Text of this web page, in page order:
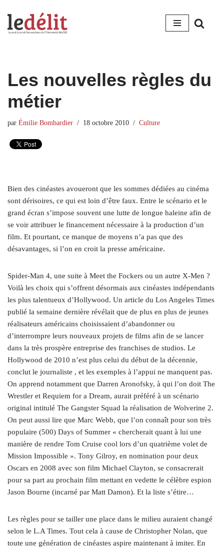
Aller
Les nouvelles règles du
métier
par Émilie Bombardier 18 octobre 2010 Culture
Bien des cinéastes avoueront que les sommes dédiées au cinéma
sont dérisoires, ce qui est loin d’être faux. Entre le scénario et le
grand écran s’impose souvent une lutte de longue haleine afin de
se voir attribuer le financement nécessaire à la production d’un
film. Et pourtant, ce manque de moyens n’a pas que des
désavantages, si l’on en croit la presse américaine.
Spider-Man 4, une suite à Meet the Fockers ou un autre X‑Men ?
Voilà les choix qui s’offrent désormais aux cinéastes indépendants
les plus talentueux d’Hollywood. Un article du Los Angeles Times
publié la semaine dernière révélait que de plus en plus de jeunes
réalisateurs américains choisissaient d’abandonner ou
d’interrompre leurs nouveaux projets de films afin de se lancer
dans la très prospère entreprise des franchises de studios. Le
Hollywood de 2010 n’est plus celui du début de la décennie,
conclut le journaliste , et les exemples à l’appui ne manquent pas.
On apprend notamment que Darren Aronofsky, à qui l’on doit The
Wrestler et Requiem for a Dream, aurait préféré à un scénario
original intitulé The Gangster Squad la réalisation de Wolverine 2.
On peut aussi lire que Marc Webb, que l’on connaît pour son très
populaire (500) Days of Summer « chercherait quant à lui une
manière de rendre Tom Cruise cool lors d’un quatrième volet de
Mission Impossible ». Tony Gilroy, en nomination pour deux
Oscars en 2008 avec son film Michael Clayton, se consacrerait
pour sa part au prochain film mettant en vedette le célèbre espion
Jason Bourne (incarné par Matt Damon). Et la liste s’étire…
Les règles pour se tailler une place dans le milieu auraient changé
selon le L.A Times. Tout cela à cause de Christopher Nolan, que
toute une génération de cinéastes aspire maintenant à imiter. En